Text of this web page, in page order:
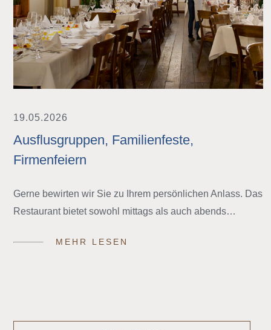
19.05.2026
Ausflusgruppen, Familienfeste,
Firmenfeiern
Gerne bewirten wir Sie zu Ihrem persönlichen Anlass. Das
Restaurant bietet sowohl mittags als auch abends…
MEHR LESEN